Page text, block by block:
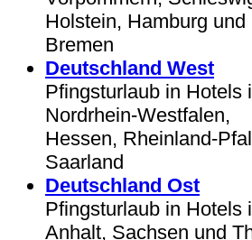
Holstein, Hamburg und
Bremen
Deutschland West
Pfingsturlaub in Hotels
Nordrhein-Westfalen,
Hessen, Rheinland-
Saarland
Deutschland Ost
Pfingsturlaub in Hotels
Anhalt, Sachsen und